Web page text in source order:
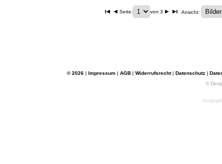
Seite: von 3 Ansicht:
© 2026 | Impressum | AGB | Widerrufsrecht| Datenschutz |
©